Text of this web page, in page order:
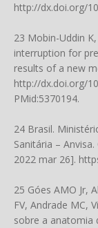
http://dx.doi.org/
23 Mobin-Uddin
interruption for
results of a new
http://dx.doi.org/
PMid:5370194.
24 Brasil.
Sanitária –
2022 mar 26].
25 Góes AMO Jr,
FV, Andrade MC,
sobre a anatomia